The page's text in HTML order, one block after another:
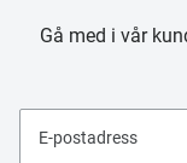
Gå med i vår
E-postadress